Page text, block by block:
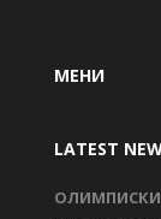
МЕНИ
LATEST
ОЛИМПИСКИ